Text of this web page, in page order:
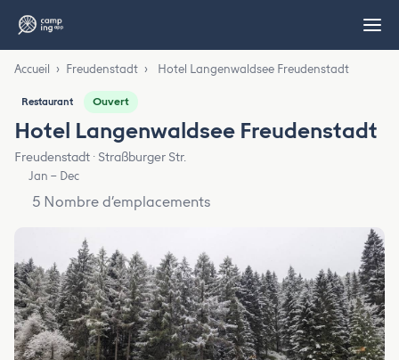
Accueil › Freudenstadt › Hotel Langenwaldsee Freudenstadt
Restaurant Ouvert
Hotel Langenwaldsee Freudenstadt
Freudenstadt · Straßburger Str.
Jan – Dec
5 Nombre d’emplacements